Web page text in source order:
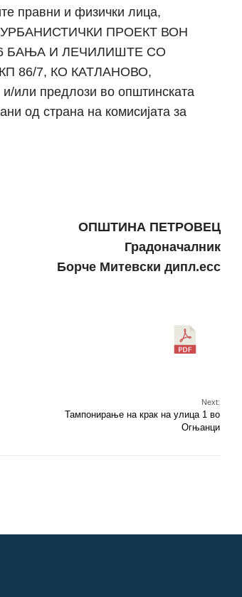
правни и физички лица,
УРБАНИСТИЧКИ ПРОЕКТ ВОН
БАЊА И ЛЕЧИЛИШТЕ СО
86/7, КО КАТЛАНОВО,
предлози во општинската
од страна на комисијата за
ОПШТИНА ПЕТРОВЕЦ
Градоначалник
Борче Митевски дипл.есс
Next:
Тампонирање на крак на улица 1 во
Огњанци